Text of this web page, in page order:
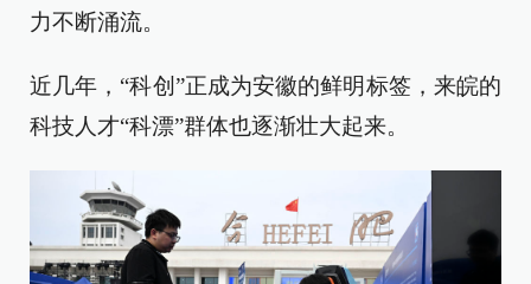
力不断涌流。
近几年，“科创”正成为安徽的鲜明标签，来皖的
科技人才“科漂”群体也逐渐壮大起来。